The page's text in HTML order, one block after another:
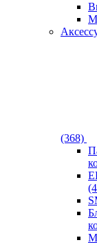
(368)